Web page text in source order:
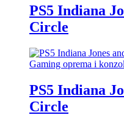
PS5 Indiana
Circle
Gaming oprema i
PS5 Indiana
Circle